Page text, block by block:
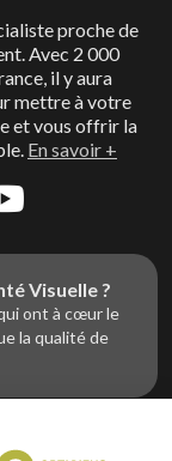
proche de
Avec 2 000
il y aura
mettre à votre
et vous offrir la
En savoir +
Visuelle ?
ont à cœur le
la qualité de